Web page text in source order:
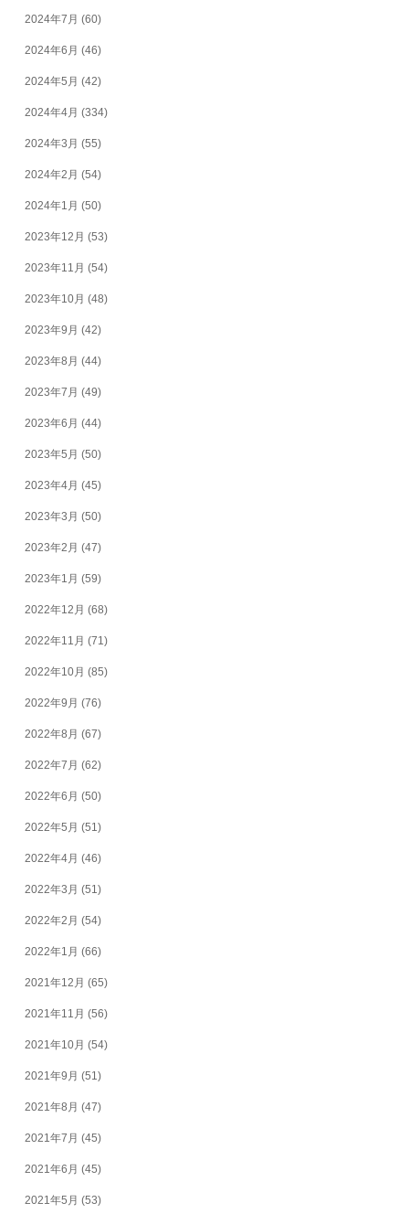
2024年7月 (60)
2024年6月 (46)
2024年5月 (42)
2024年4月 (334)
2024年3月 (55)
2024年2月 (54)
2024年1月 (50)
2023年12月 (53)
2023年11月 (54)
2023年10月 (48)
2023年9月 (42)
2023年8月 (44)
2023年7月 (49)
2023年6月 (44)
2023年5月 (50)
2023年4月 (45)
2023年3月 (50)
2023年2月 (47)
2023年1月 (59)
2022年12月 (68)
2022年11月 (71)
2022年10月 (85)
2022年9月 (76)
2022年8月 (67)
2022年7月 (62)
2022年6月 (50)
2022年5月 (51)
2022年4月 (46)
2022年3月 (51)
2022年2月 (54)
2022年1月 (66)
2021年12月 (65)
2021年11月 (56)
2021年10月 (54)
2021年9月 (51)
2021年8月 (47)
2021年7月 (45)
2021年6月 (45)
2021年5月 (53)